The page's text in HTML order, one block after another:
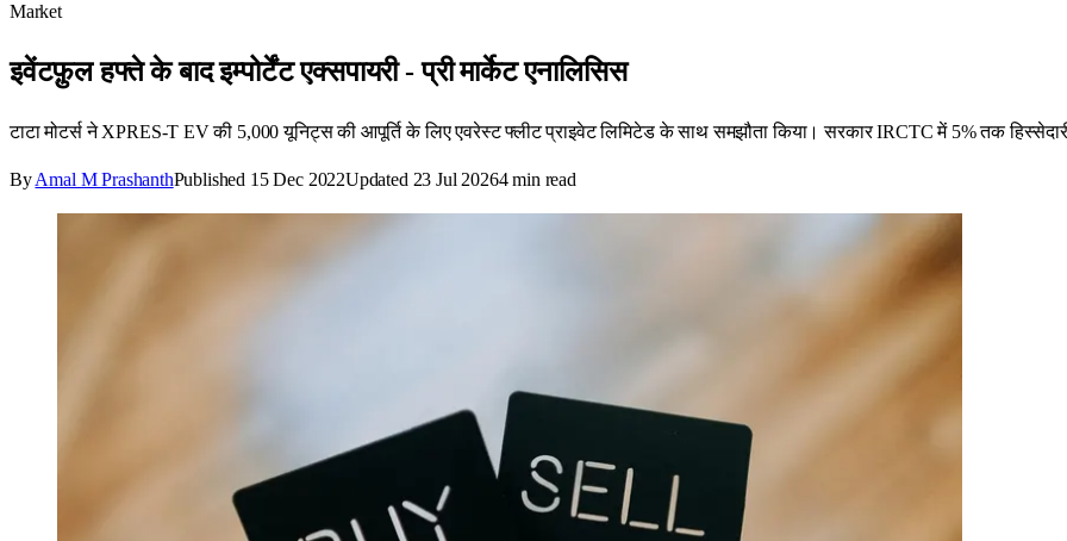
Market
इवेंटफ़ुल हफ्ते के बाद इम्पोर्टेंट एक्सपायरी - प्री मार्केट एनालिसिस
टाटा मोटर्स ने XPRES-T EV की 5,000 यूनिट्स की आपूर्ति के लिए एवरेस्ट फ्लीट प्राइवेट लिमिटेड के साथ समझौता किया। सरकार IRCTC में 5% तक
ByAmal M PrashanthPublished 15 Dec 2022Updated 23 Jul 20264min read